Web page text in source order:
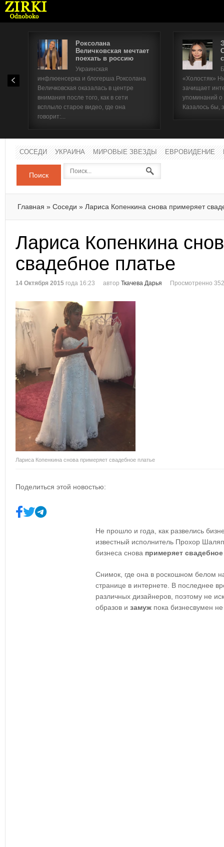
Роксолана
Величковская мечтает
поехать в россию
Украинская
инфлюенсерка и блогерша Роксолана
Величковская оказалась в центре
внимания после того, как в сети
всплыло старое видео, где она
говорит:...
«Холостяк»
зачищает
упоминаний
Казалось бы,
СОСЕДИ УКРАИНА МИРОВЫЕ ЗВЕЗДЫ ЕВРОВИДЕНИЕ
Поиск
Главная » Соседи » Лариса Копенкина снова примеряет
Лариса Копенкина
свадебное платье
14 Октября 2015 года 16:23 автор Ткачева Дарья Просмотренно
Лариса Копенкина снова примеряет свадебное платье
Поделиться этой новостью:
Не прошло и года, как развелись
известный исполнитель Прохор
бизнеса снова примеряет
Снимок, где она в роскошном белом
странице в интернете. В последнее
различных дизайнеров, поэтому не
образов и замуж пока бизнесвумен
Имя